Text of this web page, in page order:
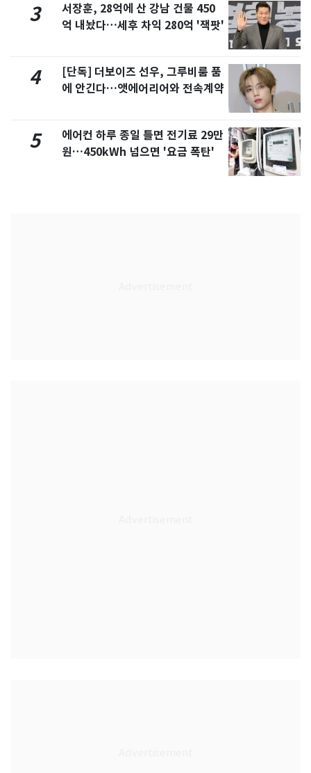
3
서장훈, 28억에 산 강남 건물 450
억 내놨다…세후 차익 280억 '잭팟'
4
[단독] 더보이즈 선우, 그루비룸 품
에 안긴다…앳에어리어와 전속계약
5
에어컨 하루 종일 틀면 전기료 29만
원…450kWh 넘으면 '요금 폭탄'